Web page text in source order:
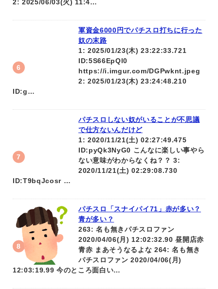
2: 2025/06/03(火) 11:4…
軍資金6000円でパチスロ打ちに行った
奴の末路
1: 2025/01/23(木) 23:22:33.721
ID:5S66EpQl0
https://i.imgur.com/DGPwknt.jpeg
2: 2025/01/23(木) 23:24:48.210
ID:g…
パチスロしない奴がいることが不思議
で仕方ないんだけど
1: 2020/11/21(土) 02:27:49.475
ID:pyQk3NyG0 こんなに楽しい事やら
ない意味がわからなくね？？ 3:
2020/11/21(土) 02:29:08.730
ID:T9bqJcosr …
パチスロ「スナイパイ71」赤が多い？
青が多い？
263: 名も無きパチスロファン
2020/04/06(月) 12:02:32.90 昼開店赤
青赤 まあそうなるよな 264: 名も無き
パチスロファン 2020/04/06(月)
12:03:19.99 今のところ面白い…